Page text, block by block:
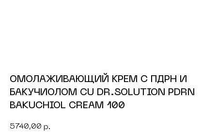
ОМОЛАЖИВАЮЩИЙ КРЕМ С ПДРН И
БАКУЧИОЛОМ CU DR.SOLUTION PDRN
BAKUCHIOL CREAM 100
5740,00 р.